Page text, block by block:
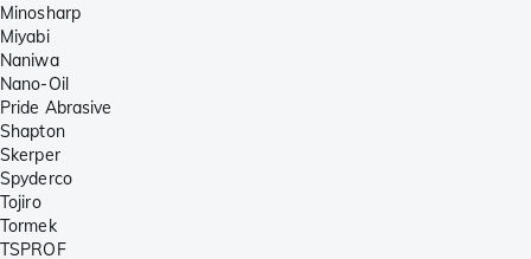
Minosharp
Miyabi
Naniwa
Nano-Oil
Pride Abrasive
Shapton
Skerper
Spyderco
Tojiro
Tormek
TSPROF